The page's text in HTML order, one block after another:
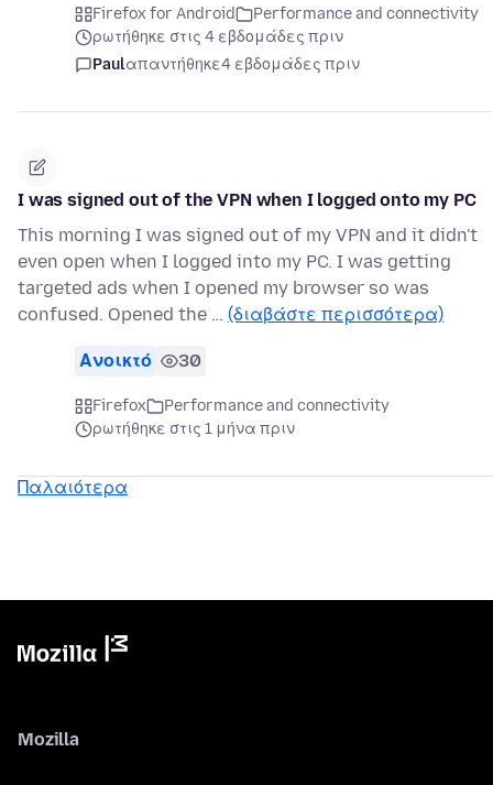
Firefox for Android
Performance and connectivity
ρωτήθηκε στις 4 εβδομάδες πριν
Paulαπαντήθηκε4 εβδομάδες πριν
I was signed out of the VPN when I logged onto my PC
This morning I was signed out of my VPN and it didn't
even open when I logged into my PC. I was getting
targeted ads when I opened my browser so was
confused. Opened the … (διαβάστε περισσότερα)
Ανοικτό 30
Firefox
Performance and connectivity
ρωτήθηκε στις 1 μήνα πριν
Παλαιότερα
Mozilla